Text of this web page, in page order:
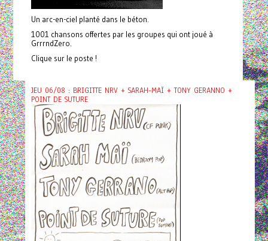
Un arc-en-ciel planté dans le béton.
1001 chansons offertes par les groupes qui ont joué à
GrrrndZero.
Clique sur le poste !
JEU 06/08 : BRIGITTE NRV + SARAH-MAÏ + TONY GERANNO +
POINT DE SUTURE